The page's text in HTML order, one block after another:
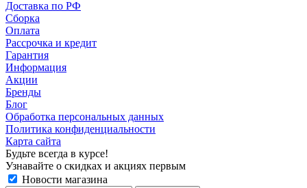
Доставка по РФ
Сборка
Оплата
Рассрочка и кредит
Гарантия
Информация
Акции
Бренды
Блог
Обработка персональных данных
Политика конфиденциальности
Карта сайта
Будьте всегда в курсе!
Узнавайте о скидках и акциях первым
Новости магазина